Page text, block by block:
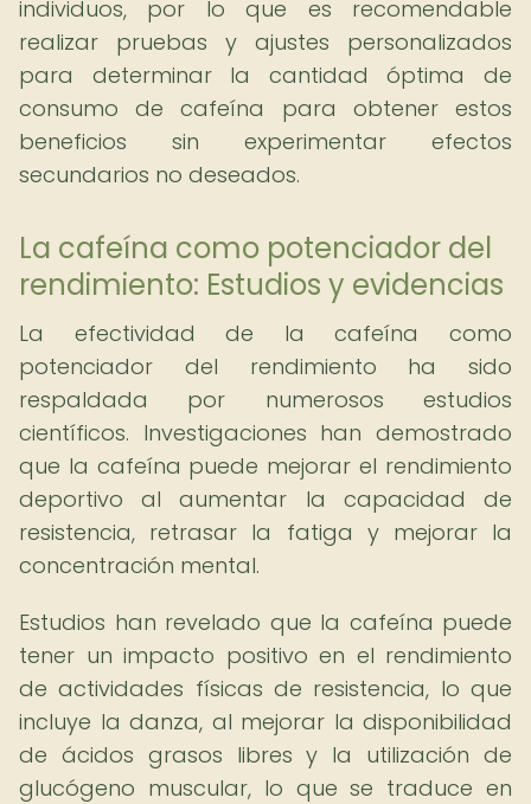
individuos, por lo que es recomendable
realizar pruebas y ajustes personalizados
para determinar la cantidad óptima de
consumo de cafeína para obtener estos
beneficios sin experimentar efectos
secundarios no deseados.
La cafeína como potenciador del
rendimiento: Estudios y evidencias
La efectividad de la cafeína como
potenciador del rendimiento ha sido
respaldada por numerosos estudios
científicos. Investigaciones han demostrado
que la cafeína puede mejorar el rendimiento
deportivo al aumentar la capacidad de
resistencia, retrasar la fatiga y mejorar la
concentración mental.
Estudios han revelado que la cafeína puede
tener un impacto positivo en el rendimiento
de actividades físicas de resistencia, lo que
incluye la danza, al mejorar la disponibilidad
de ácidos grasos libres y la utilización de
glucógeno muscular, lo que se traduce en